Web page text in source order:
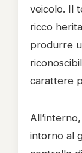
veicolo. Il
ricco
produrre
carattere
intorno al